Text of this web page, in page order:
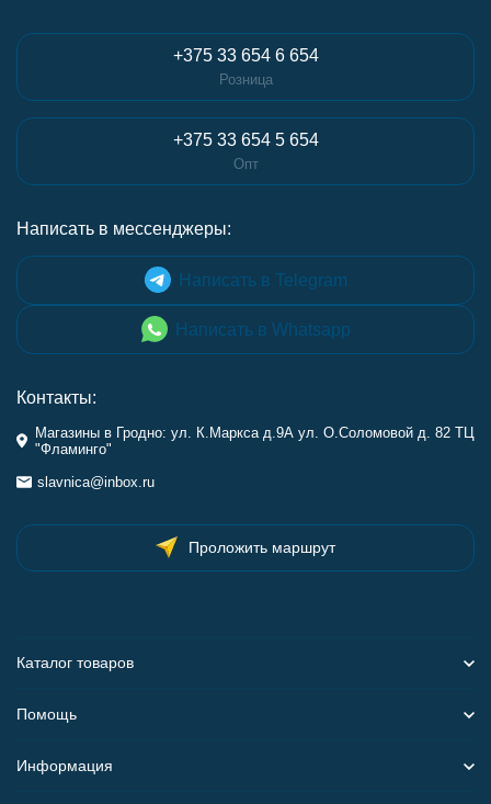
+375 33 654 6 654
Розница
+375 33 654 5 654
Опт
Написать в мессенджеры:
Написать в Telegram
Написать в Whatsapp
Контакты:
Магазины в Гродно: ул. К.Маркса д.9А ул. О.Соломовой д. 82 ТЦ
"Фламинго"
slavnica@inbox.ru
Проложить маршрут
Каталог товаров
Помощь
Информация